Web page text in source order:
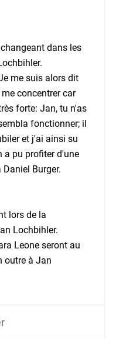
dans les
me suis alors dit
concentrer car
forte: Jan, tu n'as
fonctionner; il
et j'ai ainsi su
a pu profiter d'une
Burger.
lors de la
Lochbihler.
Leone seront au
outre à Jan